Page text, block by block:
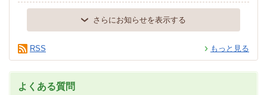
さらにお知らせを表示する
もっと見る
RSS
よくある質問